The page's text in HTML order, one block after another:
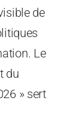
de
Le
du
» sert